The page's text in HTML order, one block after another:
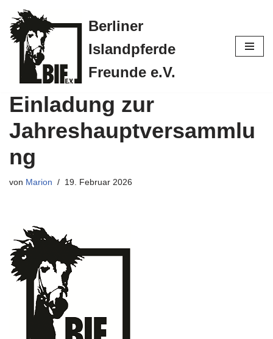
Zum
Inhalt
springen
Berliner
Islandpferde
Freunde e.V.
Einladung zur
Jahreshauptversammlu
ng
von Marion 19. Februar 2026